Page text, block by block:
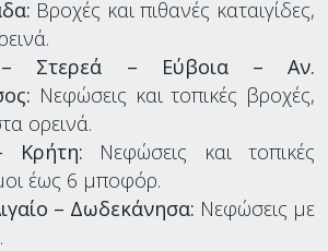
Βροχές και πιθανές καταιγίδες,
– Στερεά – Εύβοια – Αν.
Νεφώσεις και τοπικές βροχές,
ορεινά.
Κρήτη: Νεφώσεις και τοπικές
έως 6 μποφόρ.
– Δωδεκάνησα: Νεφώσεις με